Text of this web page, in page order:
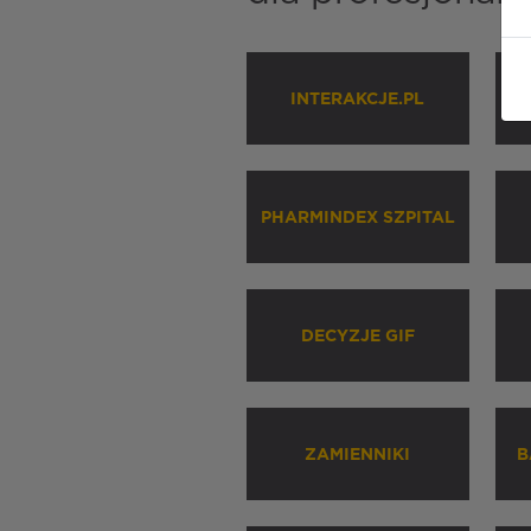
INTERAKCJE.PL
PHARMINDEX SZPITAL
DECYZJE GIF
ZAMIENNIKI